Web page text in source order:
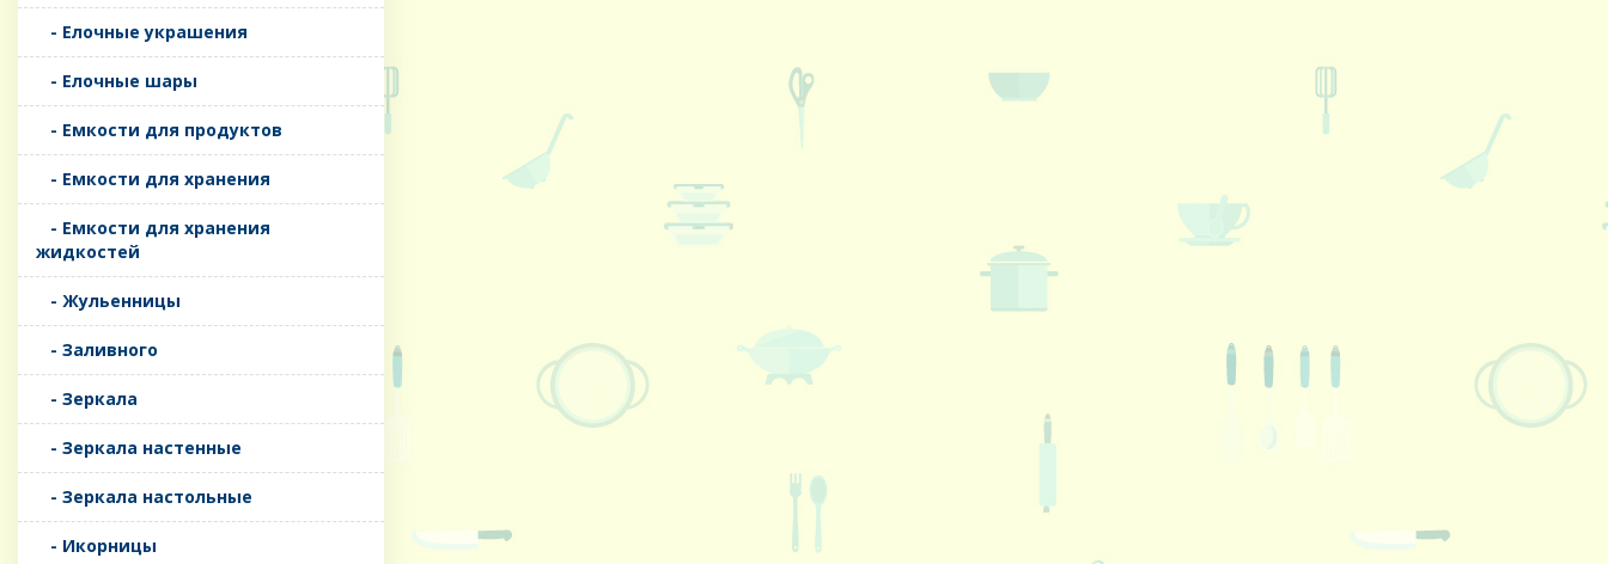
- Елочные украшения
- Елочные шары
- Емкости для продуктов
- Емкости для хранения
- Емкости для хранения
жидкостей
- Жульенницы
- Заливного
- Зеркала
- Зеркала настенные
- Зеркала настольные
- Икорницы